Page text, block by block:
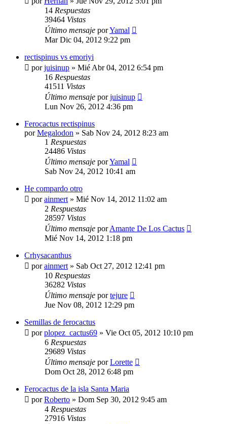
14 Respuestas
39464 Vistas
Último mensaje porYamal
Mar Dic 04, 2012 9:22 pm
rectispinus vs emoriyi
porjuisinup » Mié Abr 04, 2012 6:54 pm
16 Respuestas
41511 Vistas
Último mensaje porjuisinup
Lun Nov 26, 2012 4:36 pm
Ferocactus rectispinus
porMegalodon » Sab Nov 24, 2012 8:23 am
1 Respuestas
24486 Vistas
Último mensaje porYamal
Sab Nov 24, 2012 10:41 am
He compardo otro
porainmert » Mié Nov 14, 2012 11:02 am
2 Respuestas
28597 Vistas
Último mensaje porAmante De Los Cactus
Mié Nov 14, 2012 1:18 pm
Crhysacanthus
porainmert » Sab Oct 27, 2012 12:41 pm
10 Respuestas
36282 Vistas
Último mensaje portejure
Jue Nov 08, 2012 12:29 pm
Semillas de ferocactus
porplopez_cactus69 » Vie Oct 05, 2012 10:10 pm
6 Respuestas
29689 Vistas
Último mensaje porLorette
Dom Oct 28, 2012 6:48 pm
Ferocactus de la isla Santa Maria
porRoberto » Dom Sep 30, 2012 9:45 am
4 Respuestas
27916 Vistas